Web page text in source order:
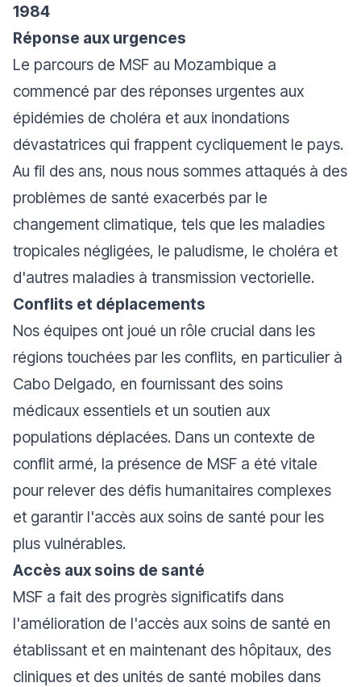
1984
Réponse aux urgences
Le parcours de MSF au Mozambique a
commencé par des réponses urgentes aux
épidémies de choléra et aux inondations
dévastatrices qui frappent cycliquement le pays.
Au fil des ans, nous nous sommes attaqués à des
problèmes de santé exacerbés par le
changement climatique, tels que les maladies
tropicales négligées, le paludisme, le choléra et
d'autres maladies à transmission vectorielle.
Conflits et déplacements
Nos équipes ont joué un rôle crucial dans les
régions touchées par les conflits, en particulier à
Cabo Delgado, en fournissant des soins
médicaux essentiels et un soutien aux
populations déplacées. Dans un contexte de
conflit armé, la présence de MSF a été vitale
pour relever des défis humanitaires complexes
et garantir l'accès aux soins de santé pour les
plus vulnérables.
Accès aux soins de santé
MSF a fait des progrès significatifs dans
l'amélioration de l'accès aux soins de santé en
établissant et en maintenant des hôpitaux, des
cliniques et des unités de santé mobiles dans